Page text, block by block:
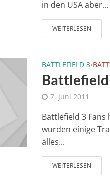
in den USA aber...
WEITERLESEN
BATTLEFIELD 3•
Battlefield
7. Juni 2011
Battlefield 3
wurden einige
alles...
WEITERLESEN